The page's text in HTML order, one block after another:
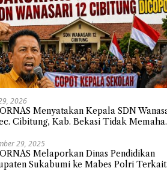
2026
Menyatakan Kepala SDN
Cibitung, Kab. Bekasi Tidak
29, 2025
Melaporkan Dinas Pendidikan
Sukabumi ke Mabes Polri Terkait